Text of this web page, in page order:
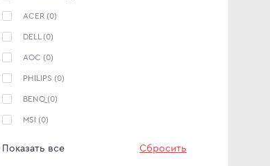
ACER (0)
DELL (0)
AOC (0)
PHILIPS (0)
BENQ (0)
MSI (0)
Показать все Сбросить